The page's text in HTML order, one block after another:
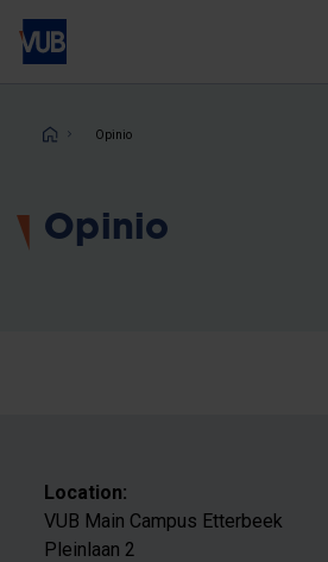
Skip
main
Breadcrumb
Opinio
Opinio
Location:
VUB Main Campus Etterbeek
Pleinlaan 2